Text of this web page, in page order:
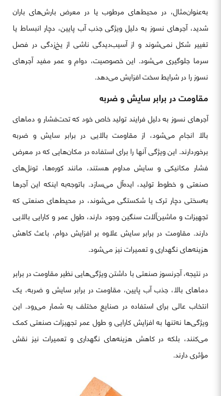
به‌عنوان‌مثال، در محیط‌های مرطوب یا در معرض بارش‌های باران
شدید، آجرهای نسوز به دلیل ویژگی جذب آب پایین، دچار انبساط یا
تغییر شکل نمی‌شوند و از آسیب‌دیدگی ناشی از یخ‌زدگی در فصل
سرما جلوگیری می‌شود. این خصوصیت، دوام و عمر مفید آجرهای
نسوز را در شرایط سخت افزایش می‌دهد.
مقاومت در برابر سایش و ضربه
آجرهای نسوز به دلیل فرایند تولید خاص خود که تحت‌فشار و دماهای
بالا انجام می‌شود، از مقاومت بالایی در برابر سایش و ضربه
برخوردارند. این ویژگی آنها را برای استفاده در مکان‌هایی که در معرض
فشار مکانیکی و سایش مداوم هستند، مانند کوره‌ها، تونل‌های
صنعتی و خطوط تولید، ایده‌آل می‌سازد. باتوجه‌به اینکه این آجرها
به‌سختی دچار ترک یا شکستگی می‌شوند، در محیط‌های صنعتی که
تجهیزات و ماشین‌آلات سنگین وجود دارند، طول عمر و کارایی بالایی
دارند. مقاومت در برابر سایش علاوه بر افزایش دوام، باعث کاهش
هزینه‌های نگهداری و تعمیرات نیز می‌شود.
در نتیجه، آجرنسوز صنعتی با داشتن ویژگی‌هایی نظیر مقاومت در برابر
دماهای بالا، جذب آب پایین، مقاومت در برابر سایش و ضربه، یک
انتخاب عالی برای استفاده در صنایع مختلف به شمار می‌رود. این
ویژگی‌ها نه‌تنها به افزایش کارایی و طول عمر تجهیزات صنعتی کمک
می‌کنند، بلکه در کاهش هزینه‌های نگهداری و تعمیرات نیز نقش
مؤثری دارند.